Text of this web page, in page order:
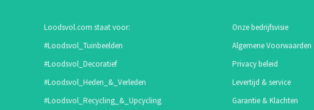
Loodsvol.com staat voor:
#Loodsvol_Tuinbeelden
#Loodsvol_Decoratief
#Loodsvol_Heden_&_Verleden
#Loodsvol_Recycling_&_Upcycling
Onze bedrijfsvisie
Algemene Voorwaarden
Privacy beleid
Levertijd & service
Garantie & Klachten